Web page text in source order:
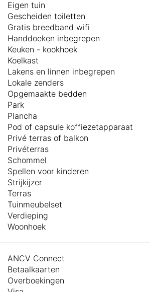
Eigen tuin
Gescheiden toiletten
Gratis breedband wifi
Handdoeken inbegrepen
Keuken - kookhoek
Koelkast
Lakens en linnen inbegrepen
Lokale zenders
Opgemaakte bedden
Park
Plancha
Pod of capsule koffiezetapparaat
Privé terras of balkon
Privéterras
Schommel
Spellen voor kinderen
Strijkijzer
Terras
Tuinmeubelset
Verdieping
Woonhoek
ANCV Connect
Betaalkaarten
Overboekingen